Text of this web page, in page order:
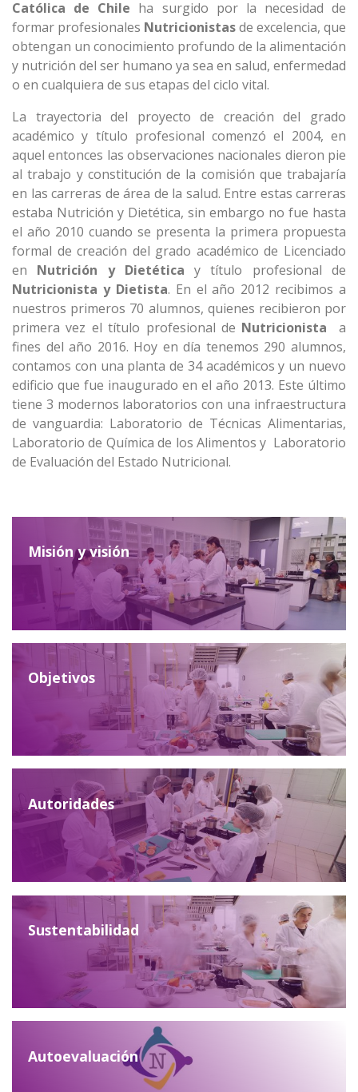
Católica de Chile ha surgido por la necesidad de
formar profesionales Nutricionistasde excelencia, que
obtengan un conocimiento profundo de la alimentación
y nutrición del ser humano ya sea en salud, enfermedad
o en cualquiera de sus etapas del ciclo vital.
La trayectoria del proyecto de creación del grado
académico y título profesional comenzó el 2004, en
aquel entonces las observaciones nacionales dieron pie
al trabajo y constitución de la comisión que trabajaría
en las carreras de área de la salud. Entre estas carreras
estaba Nutrición y Dietética, sin embargo no fue hasta
el año 2010 cuando se presenta la primera propuesta
formal de creación del grado académico de Licenciado
en Nutrición y Dietética y título profesional de
Nutricionista y Dietista. En el año 2012 recibimos a
nuestros primeros 70 alumnos, quienes recibieron por
primera vez el título profesional de Nutricionista a
fines del año 2016. Hoy en día tenemos 290 alumnos,
contamos con una planta de 34 académicos y un nuevo
edificio que fue inaugurado en el año 2013. Este último
tiene 3 modernos laboratorios con una infraestructura
de vanguardia: Laboratorio de Técnicas Alimentarias,
Laboratorio de Química de los Alimentos y Laboratorio
de Evaluación del Estado Nutricional.
Misión y visión
Objetivos
Autoridades
Equipo Docente
Sustentabilidad
Autoevaluación